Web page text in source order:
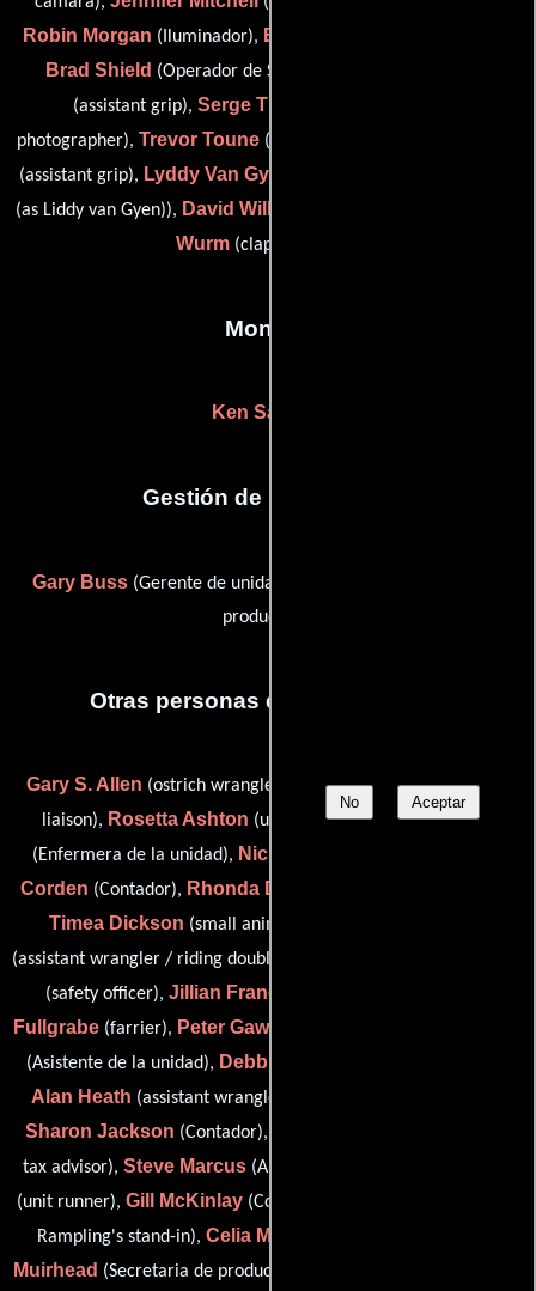
No Aceptar
Robin Morgan (Iluminador), Bill Ross
Brad Shield (Operador de Steadicam),
(assistant grip), Serge Thomann
photographer), Trevor Toune(Capataz),
(assistant grip), Lyddy Van Gyen
(as Liddy van Gyen)), David Williamson
Wurm (clapper loader)
Montaje
Ken Sallows
Gestión de producción
Gary Buss(Gerente de unidad) y
producción)
Otras personas que participaron
Gary S. Allen (ostrich wrangler), Ian Anderson(laboratory
liaison), Rosetta Ashton (unit runner),Jenny Bichard
(Enfermera de la unidad), Nick Carroll
Corden (Contador), Rhonda Dawson
Timea Dickson (small animal handler),
(assistant wrangler / riding double: Mr. Crowe),
(safety officer), Jillian Francis
Fullgrabe(farrier), Peter Gawler
(Asistente de la unidad), Debbie Hanson
Alan Heath (assistant wrangler / riding double: Mr. Crowe),
Sharon Jackson (Contador),
tax advisor), Steve Marcus(Abastecedor),
(unit runner), Gill McKinlay (Contador),
Rampling's stand-in), Celia Moore
Muirhead (Secretaria de producción),